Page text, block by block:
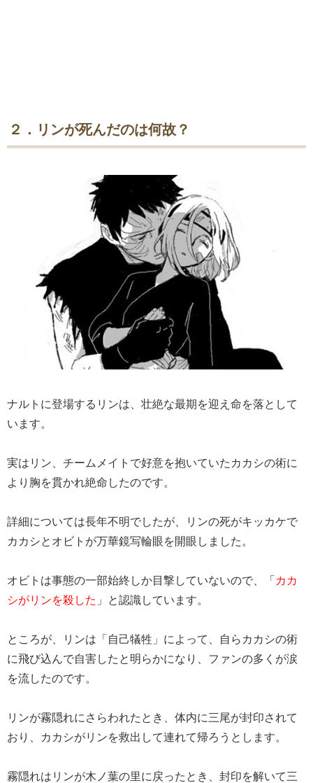
２．リンが死んだのは何故？
ナルトに登場するリンは、壮絶な最期を迎え命を落として
います。
実はリン、チームメイトで好意を抱いていたカカシの術に
より胸を貫かれ絶命したのです。
詳細については長年不明でしたが、リンの死がキッカケで
カカシとオビトが万華鏡写輪眼を開眼しました。
オビトは事態の一部始終しか目撃していないので、「 カカ
シがリンを殺した 」と認識しています。
ところが、リンは「自己犠牲」によって、自らカカシの術
に飛び込んで自害したと明らかになり、ファンの多くが涙
を流したのです。
リンが霧隠れにさらわれたとき、体内に三尾が封印されて
おり、カカシがリンを救出して連れて帰ろうとします。
霧隠れはリンが木ノ葉の里に戻ったとき、封印を解いて三